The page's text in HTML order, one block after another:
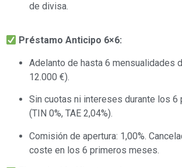
de divisa.
Préstamo Anticipo 6×6:
Adelanto de hasta 6 mensualidades
12.000 €).
Sin cuotas ni intereses durante los
(TIN 0%, TAE 2,04%).
Comisión de apertura: 1,00%.
coste en los 6 primeros meses.